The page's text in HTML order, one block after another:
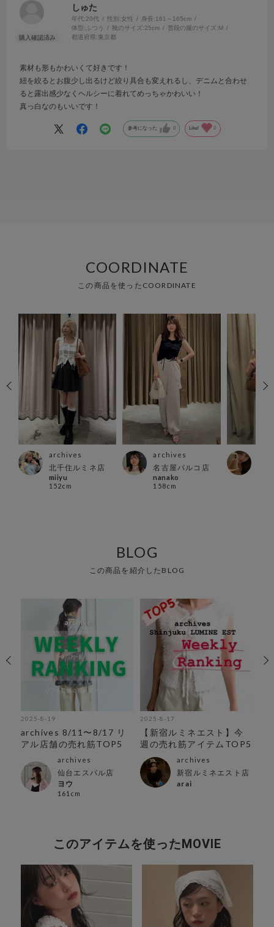
しゅた
年代:20代 性別:女性 身長:161～165cm
体型: ふつう 靴のサイズ:25cm 普段の服のサイズ:M
都道府県:東京都
素材も形もかわいくて好きです！
紐を絞るとお腹少し出るけど絞り具合も変えれるし、デニムと合わせ
ると露出感少なくヘルシーに着れてめっちゃかわいい！
真っ白なのもいいです！
参考になった 0 Like! 0
COORDINATE
この商品を使ったCOORDINATE
archives
北千住ルミネ店
miiyu
152cm
archives
名古屋パルコ店
nanako
158cm
BLOG
この商品を紹介したBLOG
2025-8-19
archives 8/11〜8/17 リ
アル店舗の売れ筋TOP5
archives
仙台エスパル店
ヨウ
161cm
2025-8-17
【新宿ルミネエスト】今
週の売れ筋アイテムTOP5
archives
新宿ルミネエスト店
arai
このアイテムを使ったMOVIE